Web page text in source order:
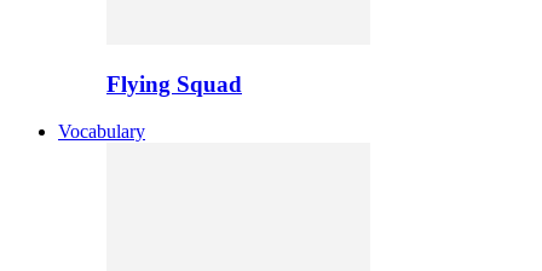
Flying Squad
Vocabulary